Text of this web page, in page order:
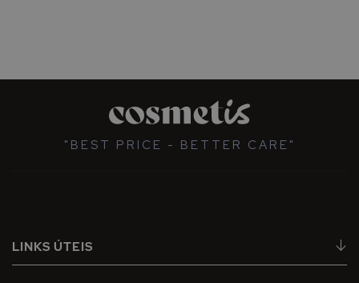
"BEST PRICE - BETTER CARE"
LINKS ÚTEIS